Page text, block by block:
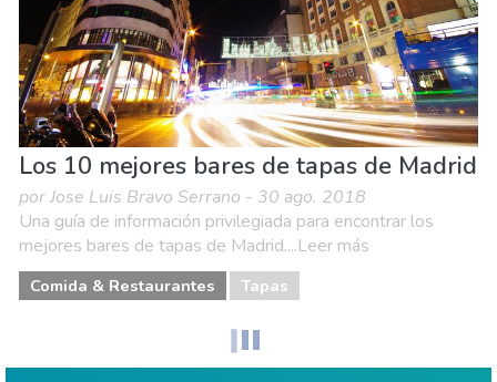
Los 10 mejores bares de tapas de Madrid
por Jose Luis Bravo Serrano - 30 ago. 2018
Una guía de información privilegiada para encontrar los
mejores bares de tapas de Madrid....Leer más
Comida & Restaurantes Tapas